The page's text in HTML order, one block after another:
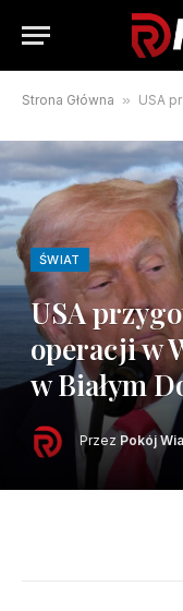
Strona Główna » USA
ŚWIAT
USA
operacji w
w Białym
Przez Pokój